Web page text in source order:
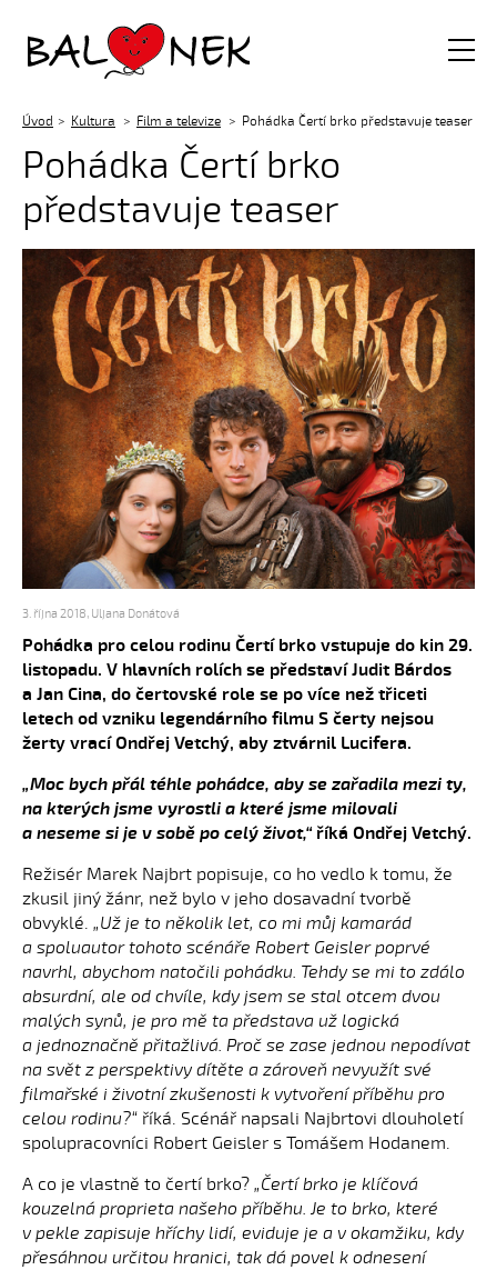
Balónek z.s.
Úvod Kultura Film a televize Pohádka Čertí brko představuje teaser
Pohádka Čertí brko
představuje teaser
3. října 2018, Uljana Donátová
Pohádka pro celou rodinu Čertí brko vstupuje do kin 29.
listopadu. V hlavních rolích se představí Judit Bárdos
a Jan Cina, do čertovské role se po více než třiceti
letech od vzniku legendárního filmu S čerty nejsou
žerty vrací Ondřej Vetchý, aby ztvárnil Lucifera.
„Moc bych přál téhle pohádce, aby se zařadila mezi ty,
na kterých jsme vyrostli a které jsme milovali
a neseme si je v sobě po celý život,“ říká Ondřej Vetchý.
Režisér Marek Najbrt popisuje, co ho vedlo k tomu, že
zkusil jiný žánr, než bylo v jeho dosavadní tvorbě
obvyklé. „Už je to několik let, co mi můj kamarád
a spoluautor tohoto scénáře Robert Geisler poprvé
navrhl, abychom natočili pohádku. Tehdy se mi to zdálo
absurdní, ale od chvíle, kdy jsem se stal otcem dvou
malých synů, je pro mě ta představa už logická
a jednoznačně přitažlivá. Proč se zase jednou nepodívat
na svět z perspektivy dítěte a zároveň nevyužít své
filmařské i životní zkušenosti k vytvoření příběhu pro
celou rodinu?“ říká. Scénář napsali Najbrtovi dlouholetí
spolupracovníci Robert Geisler s Tomášem Hodanem.
A co je vlastně to čertí brko? „Čertí brko je klíčová
kouzelná proprieta našeho příběhu. Je to brko, které
v pekle zapisuje hříchy lidí, eviduje je a v okamžiku, kdy
přesáhnou určitou hranici, tak dá povel k odnesení